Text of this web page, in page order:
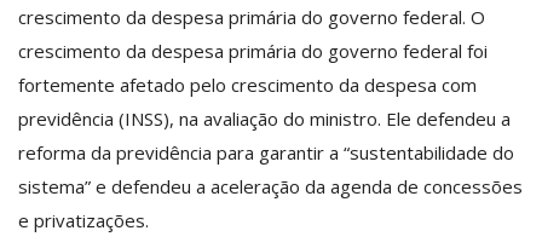
crescimento da despesa primária do governo federal. O
crescimento da despesa primária do governo federal foi
fortemente afetado pelo crescimento da despesa com
previdência (INSS), na avaliação do ministro. Ele defendeu a
reforma da previdência para garantir a “sustentabilidade do
sistema” e defendeu a aceleração da agenda de concessões
e privatizações.